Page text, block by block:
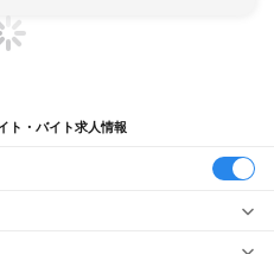
ト・バイト求人情報